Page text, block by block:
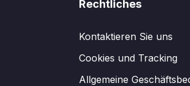
Rechtliches
Kontaktieren Sie uns
Cookies und Tracking
Allgemeine